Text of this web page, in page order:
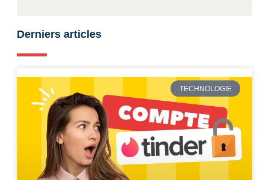
Derniers articles
TECHNOLOGIE